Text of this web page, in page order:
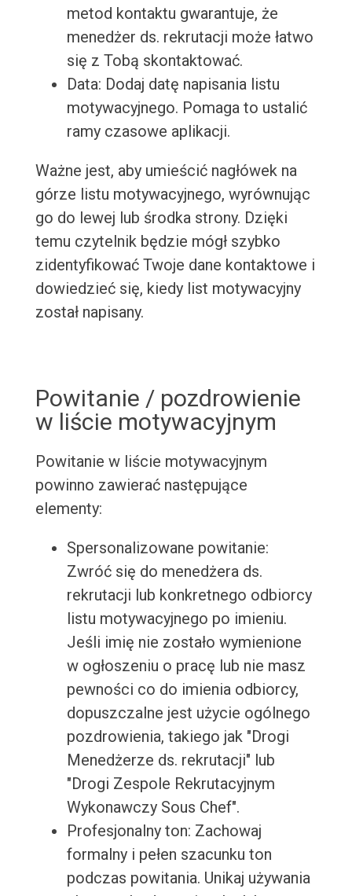
metod kontaktu gwarantuje, że
menedżer ds. rekrutacji może łatwo
się z Tobą skontaktować.
Data: Dodaj datę napisania listu
motywacyjnego. Pomaga to ustalić
ramy czasowe aplikacji.
Ważne jest, aby umieścić nagłówek na
górze listu motywacyjnego, wyrównując
go do lewej lub środka strony. Dzięki
temu czytelnik będzie mógł szybko
zidentyfikować Twoje dane kontaktowe i
dowiedzieć się, kiedy list motywacyjny
został napisany.
Powitanie / pozdrowienie
w liście motywacyjnym
Powitanie w liście motywacyjnym
powinno zawierać następujące
elementy:
Spersonalizowane powitanie:
Zwróć się do menedżera ds.
rekrutacji lub konkretnego odbiorcy
listu motywacyjnego po imieniu.
Jeśli imię nie zostało wymienione
w ogłoszeniu o pracę lub nie masz
pewności co do imienia odbiorcy,
dopuszczalne jest użycie ogólnego
pozdrowienia, takiego jak "Drogi
Menedżerze ds. rekrutacji" lub
"Drogi Zespole Rekrutacyjnym
Wykonawczy Sous Chef".
Profesjonalny ton: Zachowaj
formalny i pełen szacunku ton
podczas powitania. Unikaj używania